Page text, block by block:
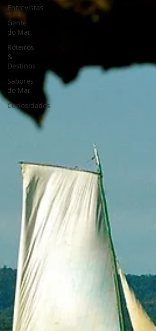
Entrevistas
Gente
do Mar
Roteiros
&
Destinos
Sabores
do Mar
Curiosidades